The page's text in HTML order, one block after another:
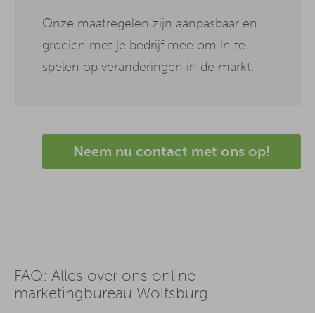
Onze maatregelen zijn aanpasbaar en
groeien met je bedrijf mee om in te
spelen op veranderingen in de markt.
Neem nu contact met ons op!
FAQ: Alles over ons online
marketingbureau Wolfsburg